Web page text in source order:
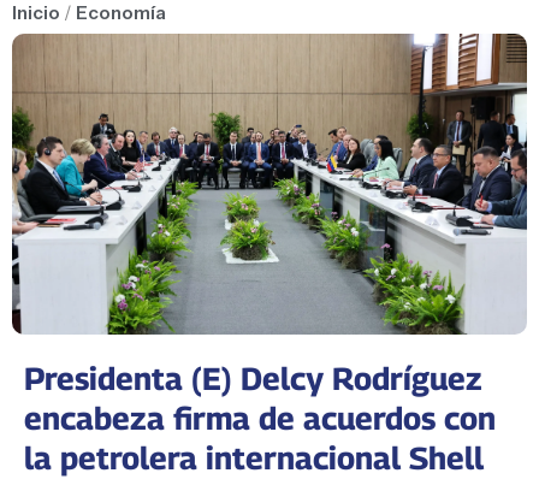
Inicio / Economía
Presidenta (E) Delcy Rodríguez
encabeza firma de acuerdos con
la petrolera internacional Shell